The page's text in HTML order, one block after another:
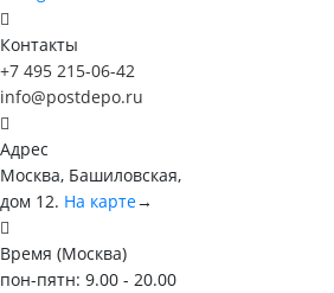
Контакты
+7 495 215-06-42
info@postdepo.ru
Адрес
Москва, Башиловская,
дом 12. На карте→
Время (Москва)
пон-пятн: 9.00 - 20.00